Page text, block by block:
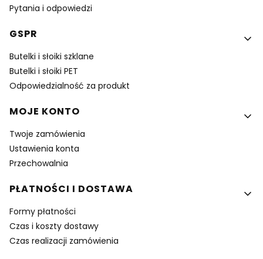
Pytania i odpowiedzi
GSPR
Butelki i słoiki szklane
Butelki i słoiki PET
Odpowiedzialność za produkt
MOJE KONTO
Twoje zamówienia
Ustawienia konta
Przechowalnia
PŁATNOŚCI I DOSTAWA
Formy płatności
Czas i koszty dostawy
Czas realizacji zamówienia